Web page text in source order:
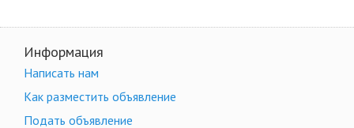
Информация
Написать нам
Как разместить объявление
Подать объявление